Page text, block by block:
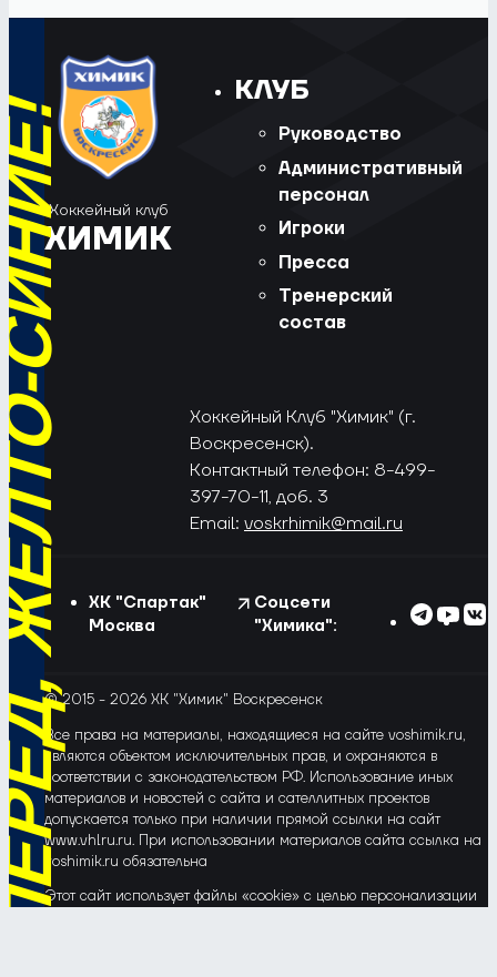
СИНИЕ!
Хоккейный клуб
ХИМИК
КЛУБ
Руководство
Административный
персонал
Игроки
Пресса
Тренерский
состав
Хоккейный Клуб "Химик" (г.
Воскресенск).
Контактный телефон: 8-499-
397-70-11, доб. 3
Email: voskrhimik@mail.ru
ХК "Спартак"
Москва
Соцсети
"Химика":
© 2015 - 2026 ХК "Химик" Воскресенск
Все права на материалы, находящиеся на сайте voshimik.ru,
являются объектом исключительных прав, и охраняются в
соответствии с законодательством РФ. Использование иных
материалов и новостей с сайта и сателлитных проектов
допускается только при наличии прямой ссылки на сайт
www.vhlru.ru. При использовании материалов сайта ссылка на
voshimik.ru обязательна
Этот сайт использует файлы «cookie» с целью персонализации